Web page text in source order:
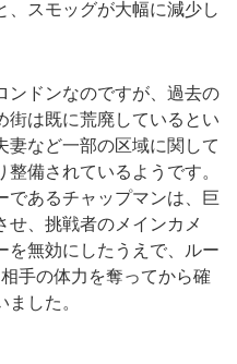
、スモッグが大幅に減少し
ンドンなのですが、過去の
街は既に荒廃しているとい
妻など一部の区域に関して
備されているようです。
であるチャップマンは、巨
せ、挑戦者のメインカメ
を無効にしたうえで、ルー
手の体力を奪ってから確
した。